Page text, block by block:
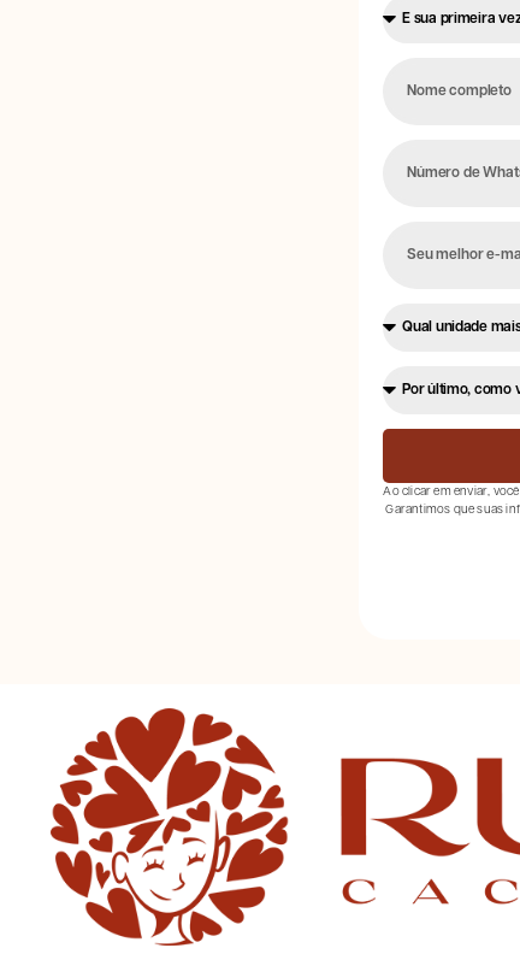
Ao clicar em enviar,
Garantimos que suas